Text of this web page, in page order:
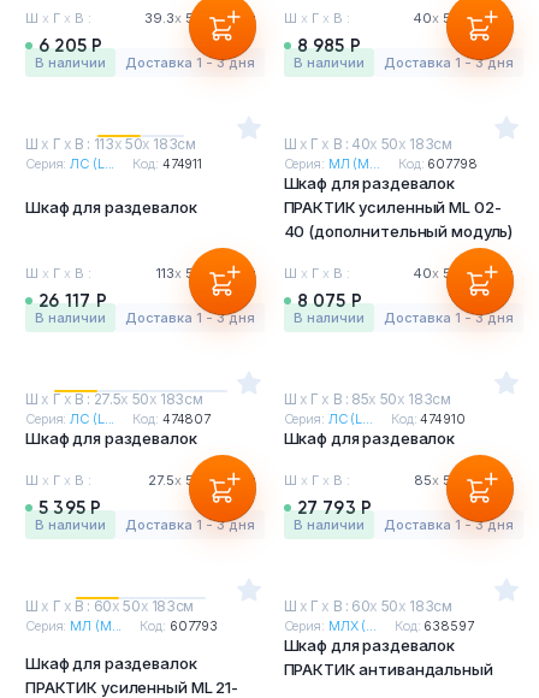
Ш х Г х В : 39.3х50 х183см
6 205 Р
в наличии Доставка 1 - 3 дня
Ш х Г х В : 40х 50 х183см
8 985 Р
в наличии Доставка 1 - 3 дня
Ш х Г х В : 113х 50х 183см
Серия:ЛС (L... Код: 474911
Шкаф для раздевалок
Ш х Г х В : 113х50 х183см
26 117 Р
в наличии Доставка 1 - 3 дня
Ш х Г х В : 40х 50х 183см
Серия: МЛ (M... Код: 607798
Шкаф для раздевалок
ПРАКТИК усиленный ML 02-
40 (дополнительный модуль)
Ш х Г х В : 40х 50 х183см
8 075 Р
в наличии Доставка 1 - 3 дня
Ш х Г х В : 27.5х 50х 183см
Серия:ЛС (L... Код: 474807
Шкаф для раздевалок
Ш х Г х В : 27.5х50 х183см
5 395 Р
в наличии Доставка 1 - 3 дня
Ш х Г х В : 85х 50х 183см
Серия: ЛС (L... Код:474910
Шкаф для раздевалок
Ш х Г х В : 85х 50 х183см
27 793 Р
в наличии Доставка 1 - 3 дня
Ш х Г х В : 60х 50х 183см
Серия: МЛ (M... Код: 607793
Шкаф для раздевалок
ПРАКТИК усиленный ML 21-
Ш х Г х В : 60х 50х 183см
Серия: МЛХ (... Код: 638597
Шкаф для раздевалок
ПРАКТИК антивандальный